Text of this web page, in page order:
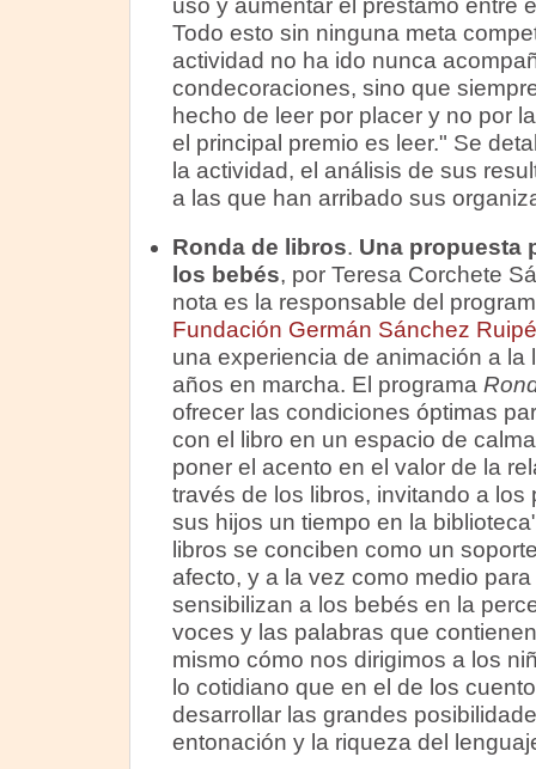
uso y aumentar el préstamo entre
Todo esto sin ninguna meta
actividad no ha ido nunca
condecoraciones, sino que
hecho de leer por placer y no por
el principal premio es leer." Se
la actividad, el análisis de sus
a las que han arribado sus
Ronda de libros. Una propuesta
los bebés, por Teresa Corchete
nota es la responsable del
Fundación Germán Sánchez
una experiencia de animación a la
años en marcha. El programa
ofrecer las condiciones óptimas
con el libro en un espacio de
poner el acento en el valor de la
través de los libros, invitando a los
sus hijos un tiempo en la
libros se conciben como un
afecto, y a la vez como medio
sensibilizan a los bebés en la
voces y las palabras que
mismo cómo nos dirigimos a los
lo cotidiano que en el de los
desarrollar las grandes
entonación y la riqueza del